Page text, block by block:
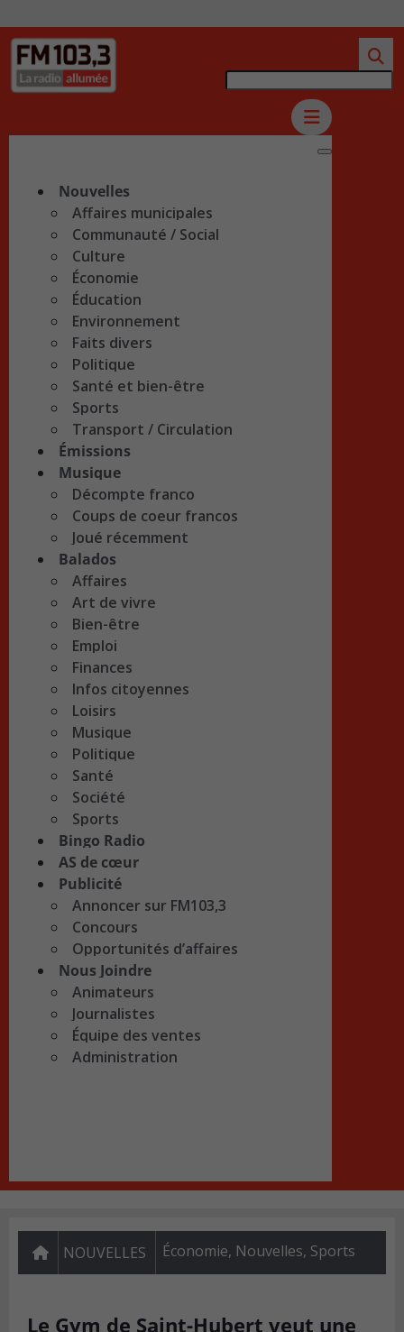
Nouvelles
Affaires municipales
Communauté / Social
Culture
Économie
Éducation
Environnement
Faits divers
Politique
Santé et bien-être
Sports
Transport / Circulation
Émissions
Musique
Décompte franco
Coups de coeur francos
Joué récemment
Balados
Affaires
Art de vivre
Bien-être
Emploi
Finances
Infos citoyennes
Loisirs
Musique
Politique
Santé
Société
Sports
Bingo Radio
AS de cœur
Publicité
Annoncer sur FM103,3
Concours
Opportunités d’affaires
Nous Joindre
Animateurs
Journalistes
Équipe des ventes
Administration
NOUVELLES Économie, Nouvelles, Sports
Le Gym de Saint-Hubert veut une